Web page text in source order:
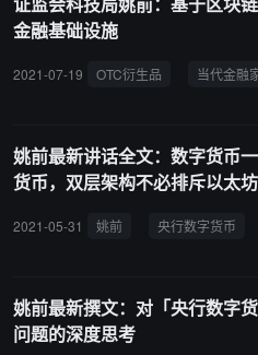
金融基础设施
2021-07-19 OTC衍生品 当代金融
姚前最新讲话全文：数字货币
货币，双层架构不必排斥以太
2021-05-31 姚前 央行数字货币
姚前最新撰文：对「央行数字
问题的深度思考